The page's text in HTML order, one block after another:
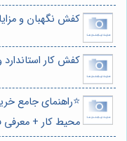
کفش نگهبان و
کفش کار
⭐️راهنمای جامع
محیط کار + معرفی